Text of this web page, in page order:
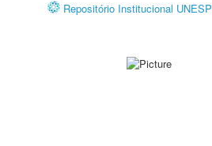
Repositório Institucional UNESP